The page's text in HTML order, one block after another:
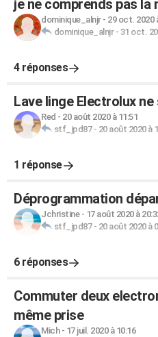
je ne comprends pas
dominique_alnjr- 29 oct. 2020
dominique_alnjr- 31 oct.
4 réponses
Lave linge Electrolux ne
Red - 20 août 2020 à 11:51
stf_jpd87- 20 août 2020 à
1 réponse
Déprogrammation
Jchristine- 17 août 2020 à
stf_jpd87- 20 août 2020 à
6 réponses
Commuter deux
même prise
Mich- 17 juil. 2020 à 10:16